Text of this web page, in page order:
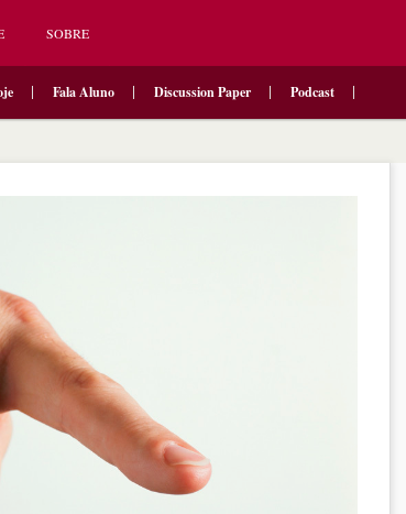
SOBRE
Fala Aluno Discussion Paper Podcast